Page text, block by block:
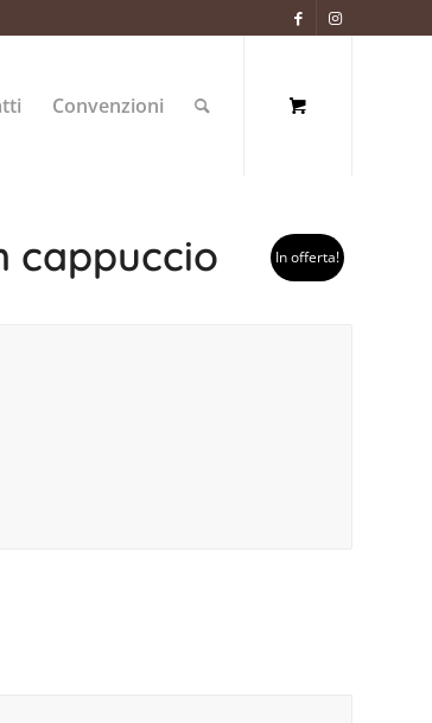
Convenzioni
In offerta!
cappuccio